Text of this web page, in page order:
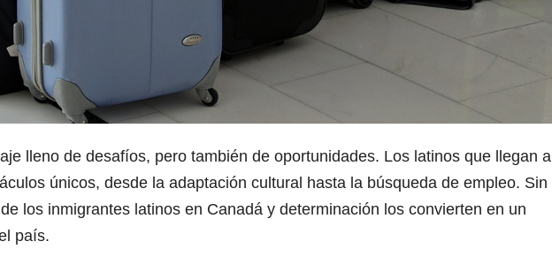
lleno de desafíos, pero también de oportunidades. Los latinos que llegan a
únicos, desde la adaptación cultural hasta la búsqueda de empleo. Sin
los inmigrantes latinos en Canadá y determinación los convierten en un
país.